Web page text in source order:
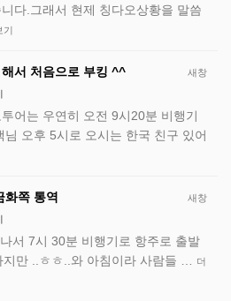
다.그래서 현제 칭다오상황을 말씀
기
새창
해서 처음으로 부킹 ^^
어는 우연히 오전 9시20분 비행기
님 오후 5시로 오시는 한국 친구 있어
새창
화쪽 통역
서 7시 30분 비행기로 항주로 출발
지만 ..ㅎㅎ..와 아침이라 사람들 …
더